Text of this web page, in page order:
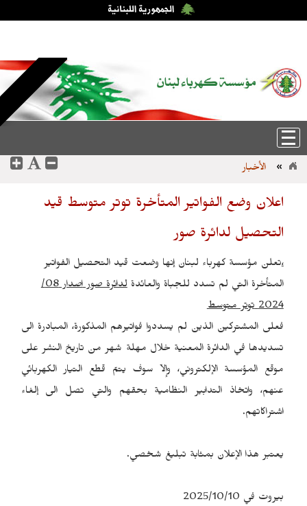
» الأخبار
اعلان وضع الفواتير المتأخرة توتر متوسط قيد
التحصيل لدائرة صور
،تعلن مؤسسة كهرباء لبنان إنها وضعت قيد التحصيل الفواتير
المتأخرة التي لم تسدد للجباة والعائدةلدائرة صور
اصدار 08/
2024 توتر متوسط
فعلى المشتركين الذين لم يسددوا فواتيرهم المذكورة، المبادرة الى
تسديدها في الدائرة المعنية خلال مهلة شهر من تاريخ النشر على
موقع المؤسسة الإلكتروني، وإلاّ سوف يتمّ قطع التيار الكهربائي
عنهم، واتخاذ التدابير النظامية بحقهم والتي تصل الى إلغاء
اشتراكاتهم.
يعتبر هذا الإعلان بمثابة تبليغ شخصي.
بيروت في 2025/10/10